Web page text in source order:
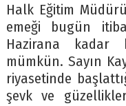
Halk Eğitim
emeği bugün
Hazirana kadar
mümkün. Sayın
riyasetinde
şevk ve